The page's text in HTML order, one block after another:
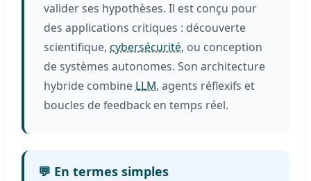
valider ses hypothèses. Il est conçu pour
des applications critiques : découverte
scientifique,cybersécurité, ou conception
de systèmes autonomes. Son architecture
hybride combineLLM, agents réflexifs et
boucles de feedback en temps réel.
💬 En termes simples